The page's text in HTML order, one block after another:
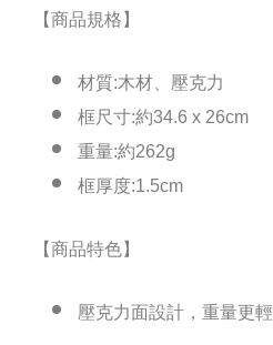
【商品規格】
材質:木材、壓克力
框尺寸:約34.6 x 26cm
重量:約262g
框厚度:1.5cm
【商品特色】
壓克力面設計，重量更輕